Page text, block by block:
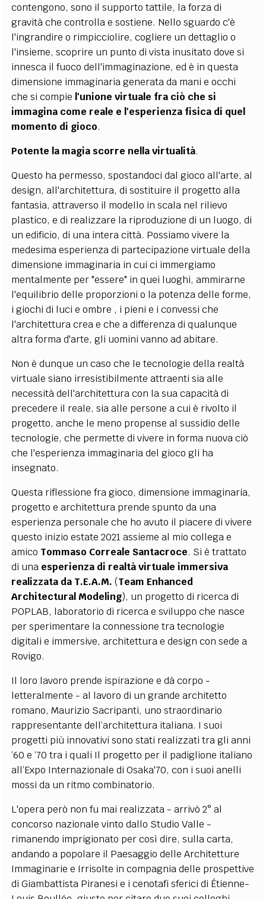
contengono, sono il supporto tattile, la forza di
gravità che controlla e sostiene. Nello sguardo c'è
l'ingrandire o rimpicciolire, cogliere un dettaglio o
l'insieme, scoprire un punto di vista inusitato dove si
innesca il fuoco dell'immaginazione, ed è in questa
dimensione immaginaria generata da mani e occhi
che si compie l'unione virtuale fra ciò che si
immagina come reale e l'esperienza fisica di quel
momento di gioco.
Potente la magia scorre nella virtualità.
Questo ha permesso, spostandoci dal gioco all'arte, al
design, all'architettura, di sostituire il progetto alla
fantasia, attraverso il modello in scala nel rilievo
plastico, e di realizzare la riproduzione di un luogo, di
un edificio, di una intera città. Possiamo vivere la
medesima esperienza di partecipazione virtuale della
dimensione immaginaria in cui ci immergiamo
mentalmente per "essere" in quei luoghi, ammirarne
l'equilibrio delle proporzioni o la potenza delle forme,
i giochi di luci e ombre , i pieni e i convessi che
l'architettura crea e che a differenza di qualunque
altra forma d'arte, gli uomini vanno ad abitare.
Non è dunque un caso che le tecnologie della realtà
virtuale siano irresistibilmente attraenti sia alle
necessità dell'architettura con la sua capacità di
precedere il reale, sia alle persone a cui è rivolto il
progetto, anche le meno propense al sussidio delle
tecnologie, che permette di vivere in forma nuova ciò
che l'esperienza immaginaria del gioco gli ha
insegnato.
Questa riflessione fra gioco, dimensione immaginaria,
progetto e architettura prende spunto da una
esperienza personale che ho avuto il piacere di vivere
questo inizio estate 2021 assieme al mio collega e
amico Tommaso Correale Santacroce. Si è trattato
di una esperienza di realtà virtuale immersiva
realizzata da T.E.A.M.(Team Enhanced
Architectural Modeling), un progetto di ricerca di
POPLAB, laboratorio di ricerca e sviluppo che nasce
per sperimentare la connessione tra tecnologie
digitali e immersive, architettura e design con sede a
Rovigo.
Il loro lavoro prende ispirazione e dà corpo -
letteralmente - al lavoro di un grande architetto
romano, Maurizio Sacripanti, uno straordinario
rappresentante dell’architettura italiana. I suoi
progetti più innovativi sono stati realizzati tra gli anni
’60 e ’70 tra i quali Il progetto per il padiglione italiano
all’Expo Internazionale di Osaka'70, con i suoi anelli
mossi da un ritmo combinatorio.
L'opera però non fu mai realizzata - arrivò 2° al
concorso nazionale vinto dallo Studio Valle -
rimanendo imprigionato per così dire, sulla carta,
andando a popolare il Paesaggio delle Architetture
Immaginarie e Irrisolte in compagnia delle prospettive
di Giambattista Piranesi e i cenotafi sferici di Étienne-